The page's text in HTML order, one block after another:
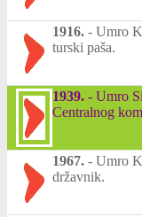
1916. - Umro
turski paša.
1939. - Umro
Centralnog
1967. - Umro
državnik.